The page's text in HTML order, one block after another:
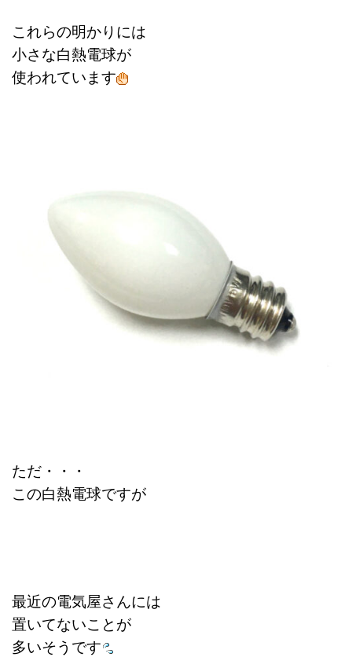
これらの明かりには
小さな白熱電球が
使われています
ただ・・・
この白熱電球ですが
最近の電気屋さんには
置いてないことが
多いそうです